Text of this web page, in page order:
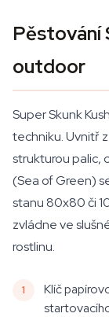
Pěstování
outdoor
Super Skunk
techniku. Uvnitř
strukturou palic,
(Sea of Green)
stanu 80x80 či
zvládne ve
rostlinu.
Klíč